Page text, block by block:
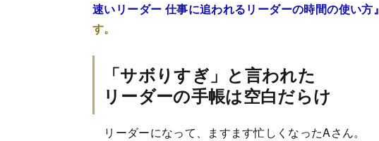
速いリーダー 仕事に追われるリーダーの時間の使い方』
す。
「サボりすぎ」と言われた
リーダーの手帳は空白だらけ
リーダーになって、ますます忙しくなったAさん。